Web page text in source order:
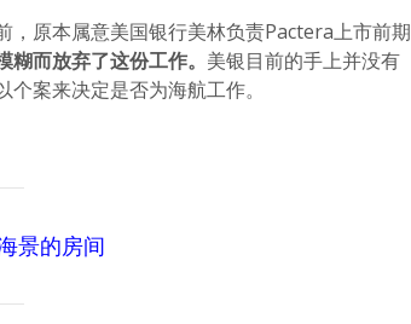
，原本属意美国银行美林负责Pactera上市前期
而放弃了这份工作。 美银目前的手上并没有
案来决定是否为海航工作。
景的房间